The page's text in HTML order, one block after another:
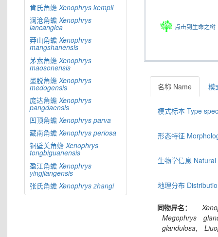
肯氏角蟾 Xenophrys kempii
澜沧角蟾 Xenophrys
lancangica
莽山角蟾 Xenophrys
mangshanensis
茅索角蟾 Xenophrys
maosonensis
墨脱角蟾 Xenophrys
medogensis
庞达角蟾 Xenophrys
pangdaensis
凹顶角蟾 Xenophrys parva
藏南角蟾 Xenophrys periosa
铜壁关角蟾 Xenophrys
tongbiguanensis
盈江角蟾 Xenophrys
yingjiangensis
张氏角蟾 Xenophrys zhangi
点击到生命之树
名称 Name 模
模式标本 Type
形态特征
生物学信息
地理分布
同物异名：
Megophrys
glandulosa,